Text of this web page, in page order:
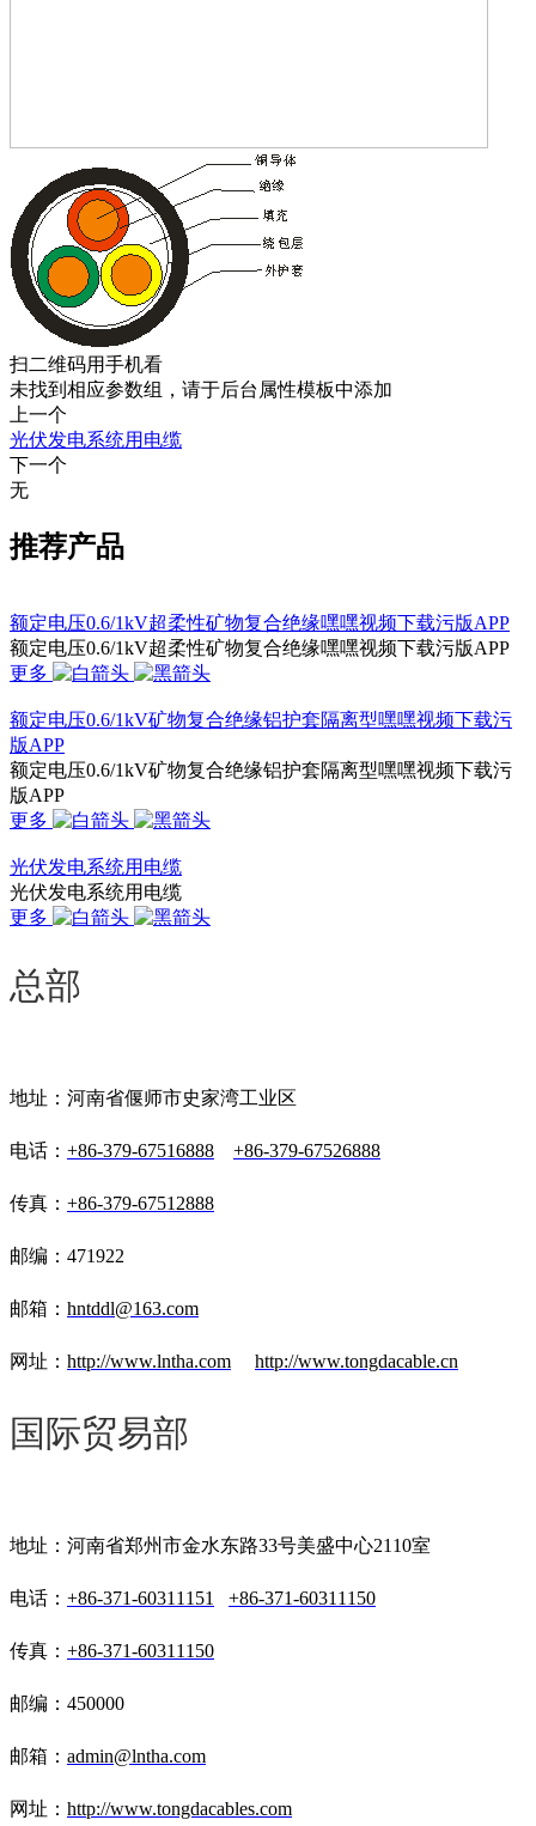
扫二维码用手机看
未找到相应参数组，请于后台属性模板中添加
上一个
光伏发电系统用电缆
下一个
无
推荐产品
额定电压0.6/1kV超柔性矿物复合绝缘嘿嘿视频下载污版APP
额定电压0.6/1kV超柔性矿物复合绝缘嘿嘿视频下载污版APP
更多
额定电压0.6/1kV矿物复合绝缘铝护套隔离型嘿嘿视频下载污
版APP
额定电压0.6/1kV矿物复合绝缘铝护套隔离型嘿嘿视频下载污
版APP
更多
光伏发电系统用电缆
光伏发电系统用电缆
更多
总部
地址：河南省偃师市史家湾工业区
电话： +86-379-67516888 +86-379-67526888
传真： +86-379-67512888
邮编：471922
邮箱： hntddl@163.com
网址： http://www.lntha.com http://www.tongdacable.cn
国际贸易部
地址：河南省郑州市金水东路33号美盛中心2110室
电话： +86-371-60311151 +86-371-60311150
传真： +86-371-60311150
邮编：450000
邮箱： admin@lntha.com
网址： http://www.tongdacables.com